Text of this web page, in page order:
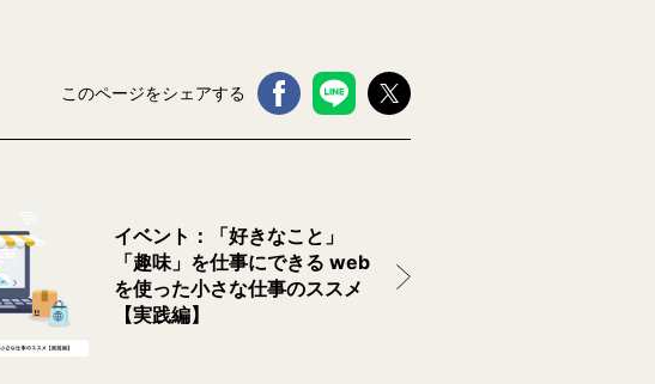
このページをシェアする
イベント：「好きなこと」
「趣味」を仕事にできる web
を使った小さな仕事のススメ
【実践編】